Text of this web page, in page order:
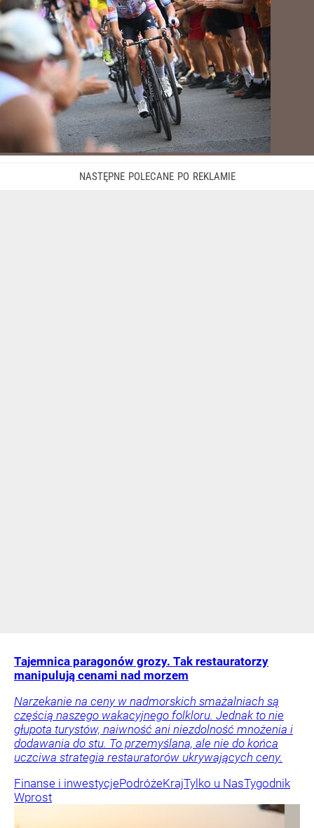
Tajemnica paragonów grozy. Tak restauratorzy
manipulują cenami nad morzem
Narzekanie na ceny w nadmorskich smażalniach są
częścią naszego wakacyjnego folkloru. Jednak to nie
głupota turystów, naiwność ani niezdolność mnożenia i
dodawania do stu. To przemyślana, ale nie do końca
uczciwa strategia restauratorów ukrywających ceny.
Finanse i inwestycjePodróżeKrajTylko u NasTygodnik
Wprost